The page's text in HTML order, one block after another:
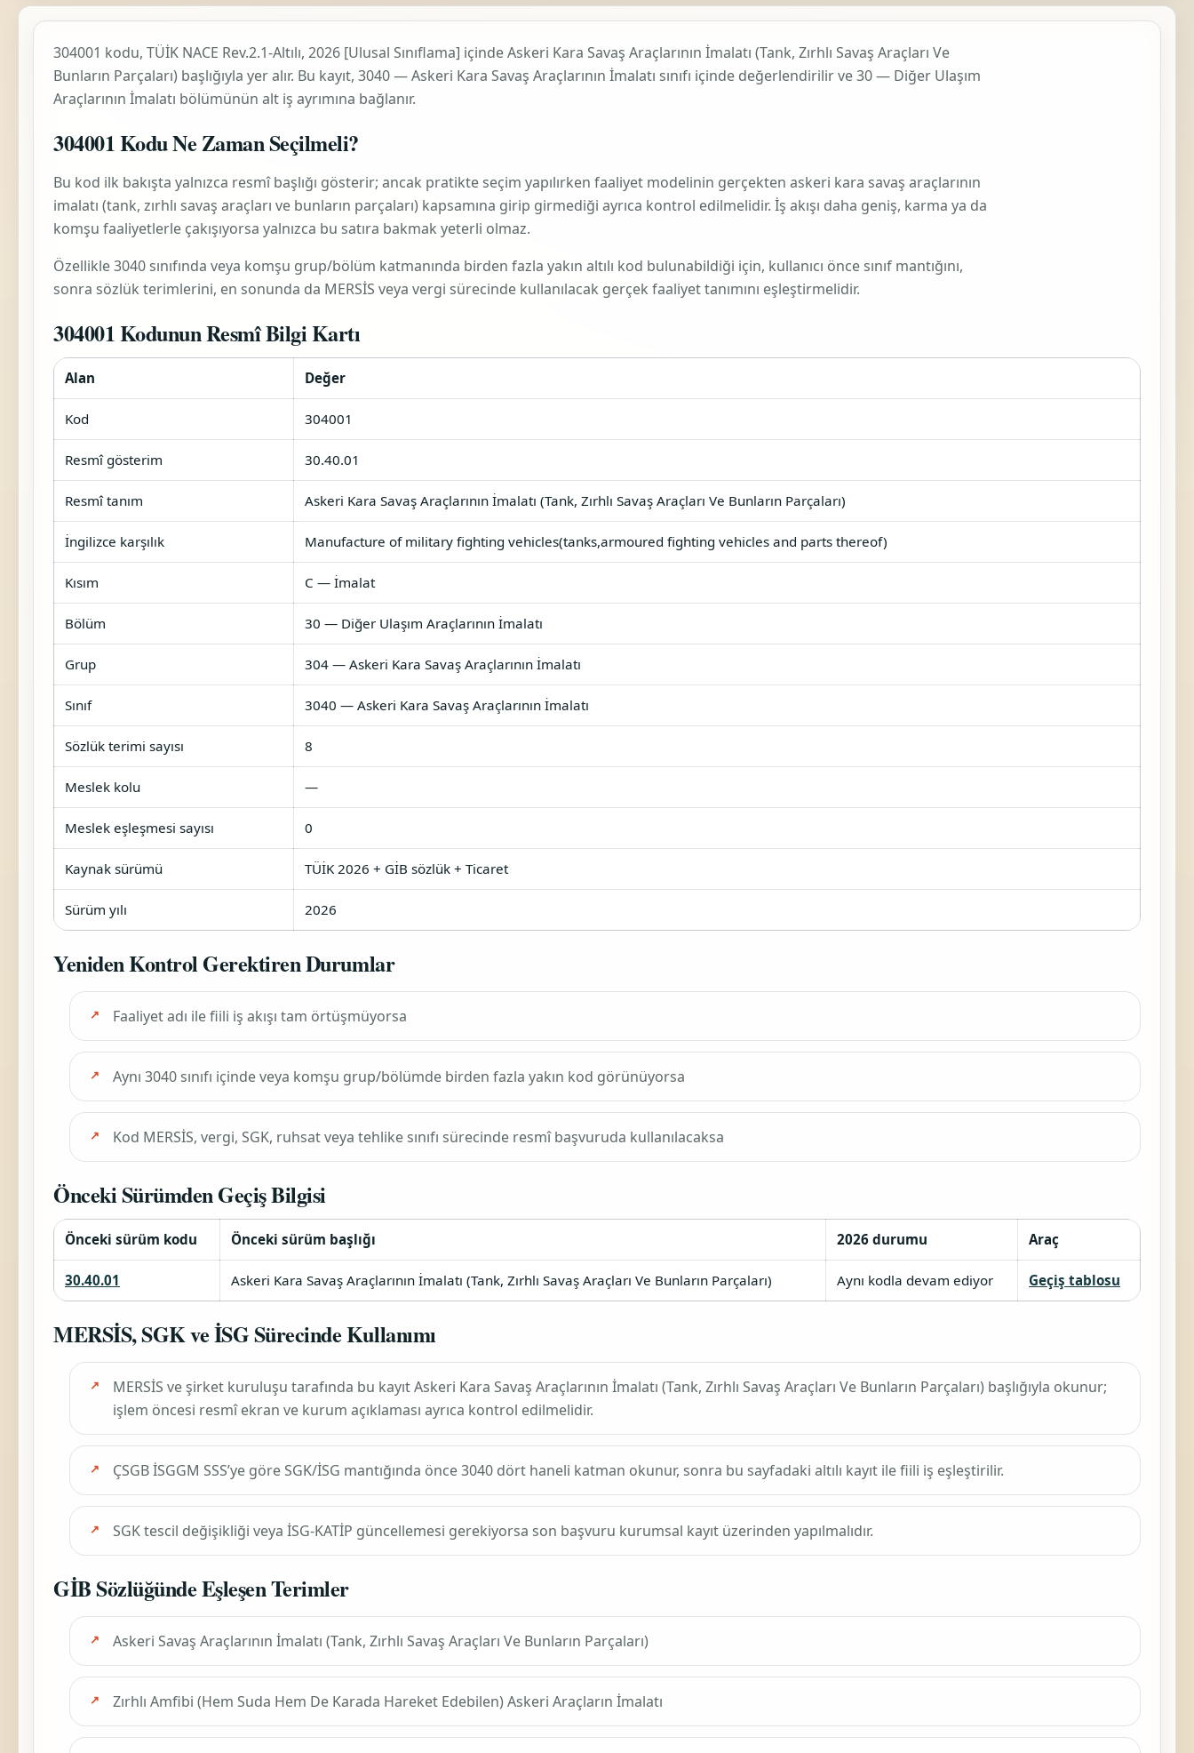
304001 kodu, TÜİK NACE Rev.2.1-Altılı, 2026 [Ulusal Sınıflama] içindeAskeri Kara Savaş Araçlarının İmalatı (Tank, Zırhlı Savaş Araçları Ve
Bunların Parçaları) başlığıyla yer alır. Bu kayıt, 3040 — Askeri Kara Savaş Araçlarının İmalatı sınıfı içinde değerlendirilir ve30 — Diğer Ulaşım
Araçlarının İmalatı bölümünün alt iş ayrımına bağlanır.
304001 Kodu Ne Zaman Seçilmeli?
Bu kod ilk bakışta yalnızca resmî başlığı gösterir; ancak pratikte seçim yapılırken faaliyet modelinin gerçekten askeri kara savaş araçlarının
imalatı (tank, zırhlı savaş araçları ve bunların parçaları) kapsamına girip girmediği ayrıca kontrol edilmelidir. İş akışı daha geniş, karma ya da
komşu faaliyetlerle çakışıyorsa yalnızca bu satıra bakmak yeterli olmaz.
Özellikle 3040 sınıfında veya komşu grup/bölüm katmanında birden fazla yakın altılı kod bulunabildiği için, kullanıcı önce sınıf mantığını,
sonra sözlük terimlerini, en sonunda da MERSİS veya vergi sürecinde kullanılacak gerçek faaliyet tanımını eşleştirmelidir.
304001 Kodunun Resmî Bilgi Kartı
Alan Değer
Kod 304001
Resmî gösterim 30.40.01
Resmî tanım Askeri Kara Savaş Araçlarının İmalatı (Tank, Zırhlı Savaş Araçları Ve Bunların Parçaları)
İngilizce karşılık Manufacture of military fighting vehicles(tanks,armoured fighting vehicles and parts thereof)
Kısım C — İmalat
Bölüm 30 — Diğer Ulaşım Araçlarının İmalatı
Grup 304 — Askeri Kara Savaş Araçlarının İmalatı
Sınıf 3040 — Askeri Kara Savaş Araçlarının İmalatı
Sözlük terimi sayısı 8
Meslek kolu —
Meslek eşleşmesi sayısı 0
Kaynak sürümü TÜİK 2026 + GİB sözlük + Ticaret
Sürüm yılı 2026
Yeniden Kontrol Gerektiren Durumlar
Faaliyet adı ile fiili iş akışı tam örtüşmüyorsa
Aynı 3040 sınıfı içinde veya komşu grup/bölümde birden fazla yakın kod görünüyorsa
Kod MERSİS, vergi, SGK, ruhsat veya tehlike sınıfı sürecinde resmî başvuruda kullanılacaksa
Önceki Sürümden Geçiş Bilgisi
Önceki sürüm kodu Önceki sürüm başlığı 2026 durumu Araç
30.40.01 Askeri Kara Savaş Araçlarının İmalatı (Tank, Zırhlı Savaş Araçları Ve Bunların Parçaları) Aynı kodla devam ediyor Geçiş tablosu
MERSİS, SGK ve İSG Sürecinde Kullanımı
MERSİS ve şirket kuruluşu tarafında bu kayıtAskeri Kara Savaş Araçlarının İmalatı (Tank, Zırhlı Savaş Araçları Ve Bunların Parçaları) başlığıyla okunur;
işlem öncesi resmî ekran ve kurum açıklaması ayrıca kontrol edilmelidir.
ÇSGB İSGGM SSS’ye göre SGK/İSG mantığında önce3040 dört haneli katman okunur, sonra bu sayfadaki altılı kayıt ile fiili iş eşleştirilir.
SGK tescil değişikliği veya İSG-KATİP güncellemesi gerekiyorsa son başvuru kurumsal kayıt üzerinden yapılmalıdır.
GİB Sözlüğünde Eşleşen Terimler
Askeri Savaş Araçlarının İmalatı (Tank, Zırhlı Savaş Araçları Ve Bunların Parçaları)
Zırhlı Amfibi (Hem Suda Hem De Karada Hareket Edebilen) Askeri Araçların İmalatı